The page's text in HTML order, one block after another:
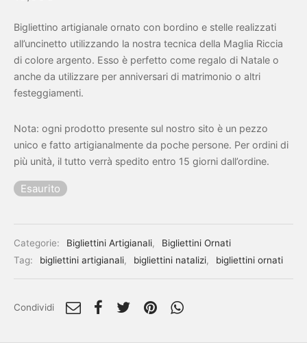
Bigliettino artigianale ornato con bordino e stelle realizzati
all’uncinetto utilizzando la nostra tecnica della Maglia Riccia
di colore argento. Esso è perfetto come regalo di Natale o
anche da utilizzare per anniversari di matrimonio o altri
festeggiamenti.
Nota: ogni prodotto presente sul nostro sito è un pezzo
unico e fatto artigianalmente da poche persone. Per ordini di
più unità, il tutto verrà spedito entro 15 giorni dall’ordine.
Esaurito
Categorie: Bigliettini Artigianali,
Bigliettini Ornati
Tag:
bigliettini artigianali, bigliettini natalizi, bigliettini ornati
Condividi